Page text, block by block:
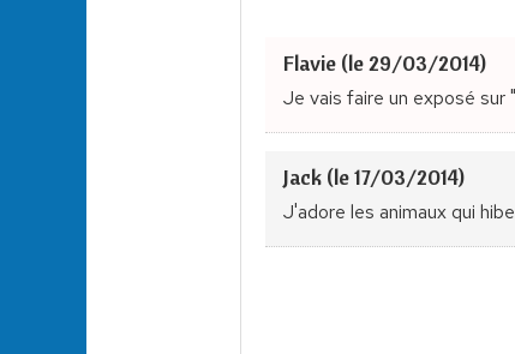
Flavie (le 29/03/2014)
Je vais faire un exposé sur
Jack (le 17/03/2014)
J'adore les animaux qui